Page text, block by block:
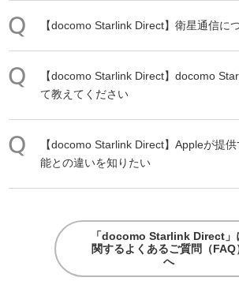
【docomo Starlink Direct】衛星通信に
【docomo Starlink Direct】 docomo
て教えてください
【docomo Starlink Direct】Appleが提
能との違いを知りたい
「docomo Starlink Direct」
関するよくあるご質問（FAQ
へ